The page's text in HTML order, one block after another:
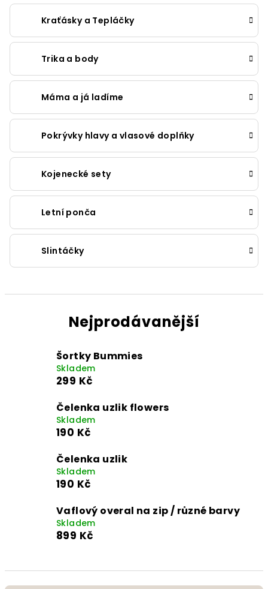
Kraťásky a Tepláčky
Trika a body
Máma a já ladíme
Pokrývky hlavy a vlasové doplňky
Kojenecké sety
Letní ponča
Slintáčky
Nejprodávanější
Šortky Bummies
Skladem
299 Kč
Čelenka uzlik flowers
Skladem
190 Kč
Čelenka uzlik
Skladem
190 Kč
Vaflový overal na zip / různé barvy
Skladem
899 Kč